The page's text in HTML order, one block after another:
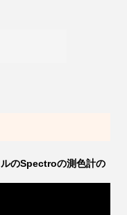
のSpectroの測色計の